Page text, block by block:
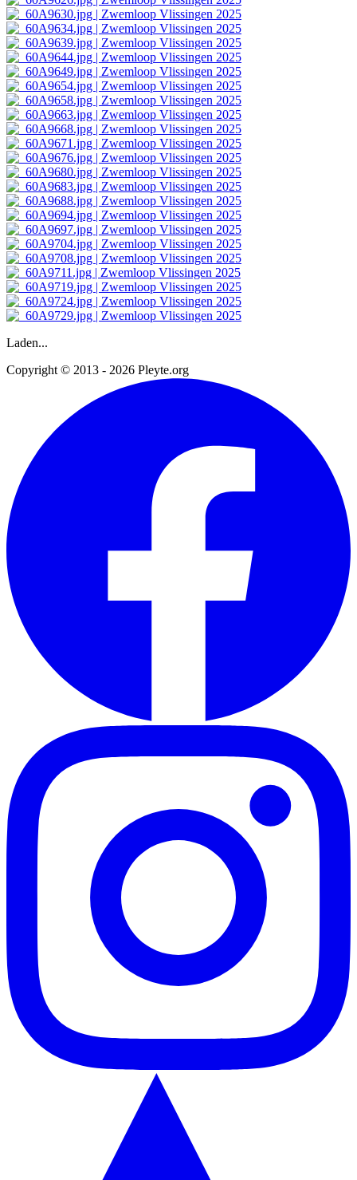
Laden...
Copyright © 2013 - 2026 Pleyte.org